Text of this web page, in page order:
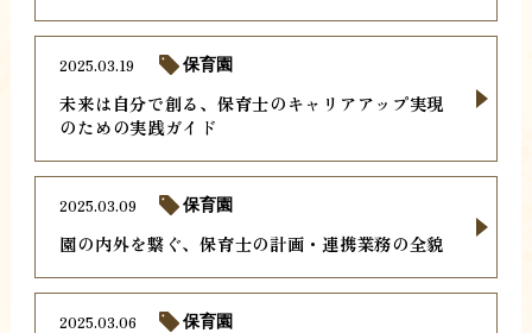
未来は自分で創る、保育士のキャリアアップ実現
のための実践ガイド
2025.03.19 保育園
園の内外を繋ぐ、保育士の計画・連携業務の全貌
2025.03.09 保育園
2025.03.06 保育園